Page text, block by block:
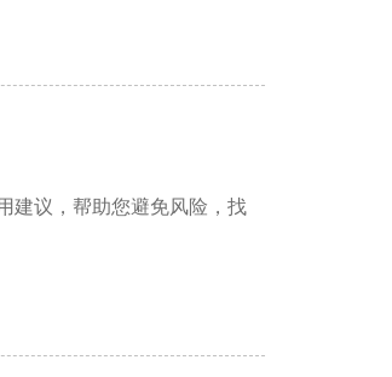
建议，帮助您避免风险，找